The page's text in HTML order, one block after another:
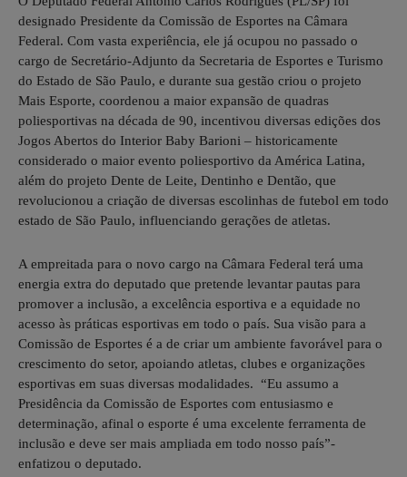
designado Presidente da Comissão de Esportes na Câmara
Federal. Com vasta experiência, ele já ocupou no passado o
cargo de Secretário-Adjunto da Secretaria de Esportes e Turismo
do Estado de São Paulo, e durante sua gestão criou o projeto
Mais Esporte, coordenou a maior expansão de quadras
poliesportivas na década de 90, incentivou diversas edições dos
Jogos Abertos do Interior Baby Barioni – historicamente
considerado o maior evento poliesportivo da América Latina,
além do projeto Dente de Leite, Dentinho e Dentão, que
revolucionou a criação de diversas escolinhas de futebol em todo
estado de São Paulo, influenciando gerações de atletas.
A empreitada para o novo cargo na Câmara Federal terá uma
energia extra do deputado que pretende levantar pautas para
promover a inclusão, a excelência esportiva e a equidade no
acesso às práticas esportivas em todo o país. Sua visão para a
Comissão de Esportes é a de criar um ambiente favorável para o
crescimento do setor, apoiando atletas, clubes e organizações
esportivas em suas diversas modalidades. “Eu assumo a
Presidência da Comissão de Esportes com entusiasmo e
determinação, afinal o esporte é uma excelente ferramenta de
inclusão e deve ser mais ampliada em todo nosso país”-
enfatizou o deputado.